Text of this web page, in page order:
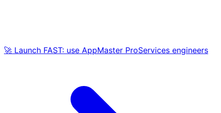
🚀 Launch FAST: use AppMaster ProServices engineers